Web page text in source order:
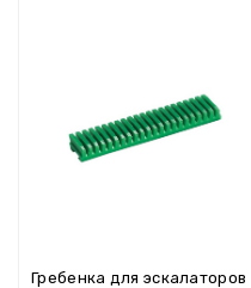
Гребенка для эскалаторов